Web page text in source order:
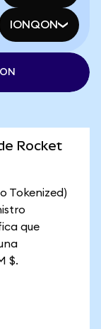
IONQON
Rocket
Tokenized)
que
$.